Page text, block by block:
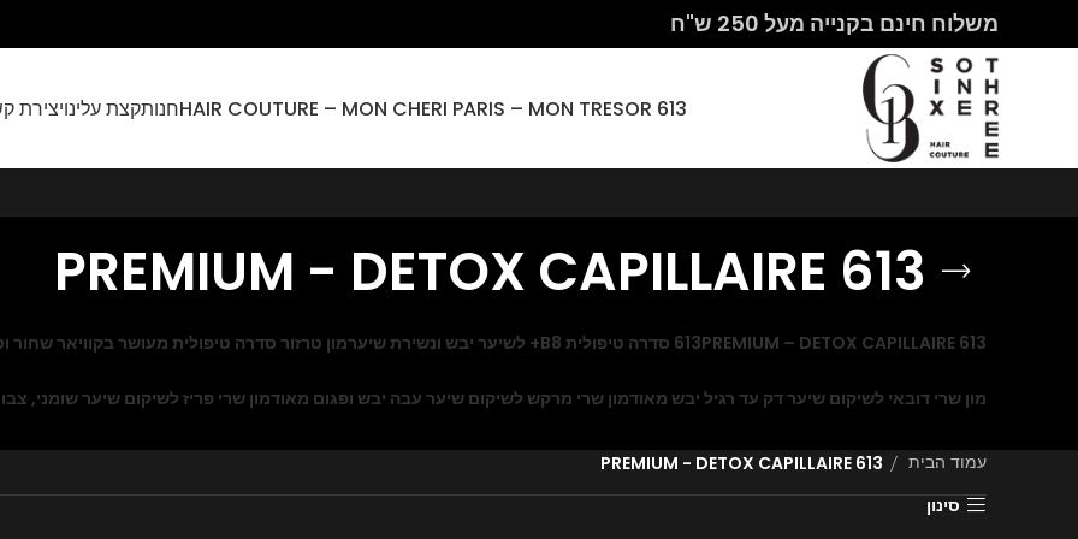
משלוח חינם בקנייה מעל 250 ש"ח
613 HAIR COUTURE – MON CHERI PARIS – MON TRESOR חנותקצת עלינויצירת
613 PREMIUM - DETOX CAPILLAIRE
613 PREMIUM – DETOX CAPILLAIRE 613 סדרה טיפולית B8+ לשיער יבש ונשירת שיער מון טרזור סדרה טיפולית מעושר בקוויאר שחור
מון שרי דובאי לשיקום שיער דק עד רגיל יבש מאודמון שרי מרקש לשיקום שיער עבה יבש ופגום מאודמון שרי פריז לשיקום שיער שומני,
עמוד הבית
613 PREMIUM - DETOX CAPILLAIRE
סינון